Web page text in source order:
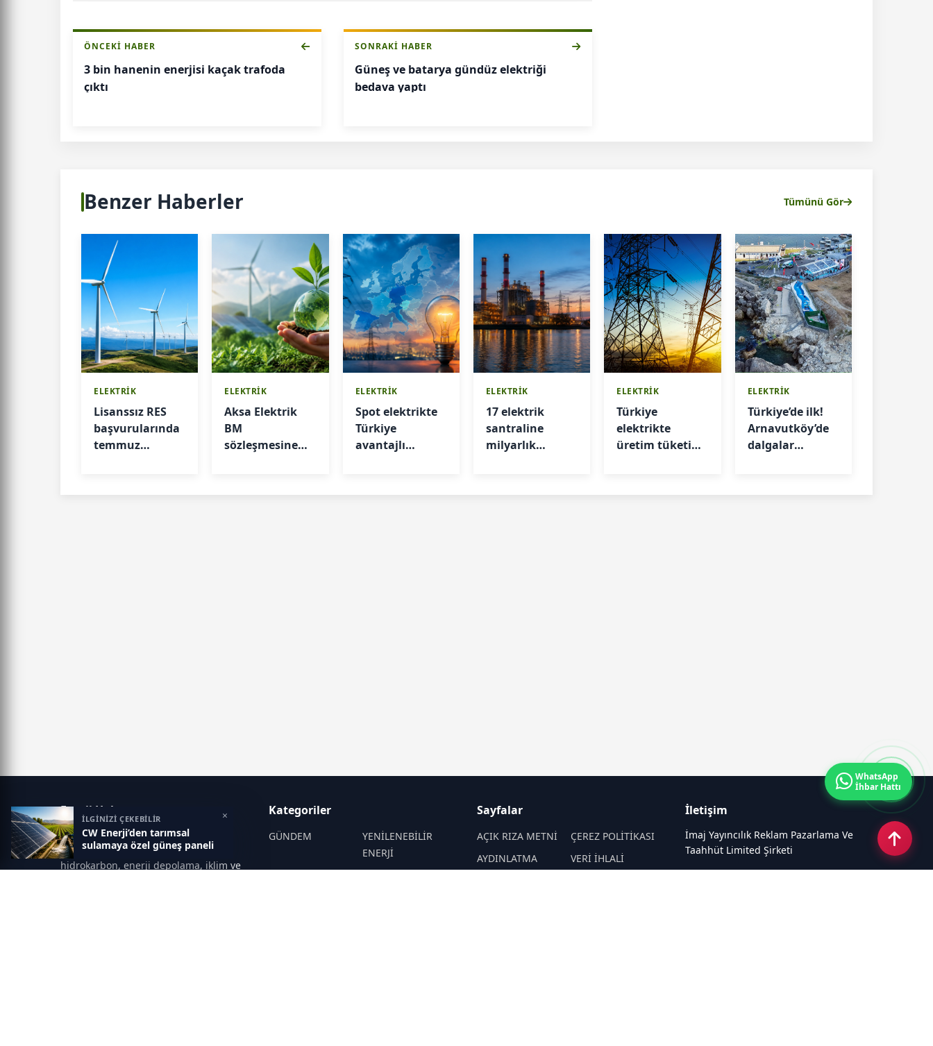
ÖNCEKI HABER
3 bin hanenin enerjisi kaçak trafoda
çıktı
SONRAKI HABER
Güneş ve batarya gündüz elektriği
bedava yaptı
Benzer Haberler Tümünü Gör
ELEKTRİK
Lisanssız RES
başvurularında
temmuz
ELEKTRİK
Aksa Elektrik
BM
sözleşmesine
ELEKTRİK
Spot elektrikte
Türkiye
avantajlı
ELEKTRİK
17 elektrik
santraline
milyarlık
ELEKTRİK
Türkiye
elektrikte
üretim tüketimi
ELEKTRİK
Türkiye’de ilk!
Arnavutköy’de
dalgalar
İLGİNİZİ ÇEKEBİLİR
CW Enerji’den tarımsal
sulamaya özel güneş paneli
×
Enerji Haber
Enerji Haber; enerji sektörü,
yenilenebilir kaynaklar, elektrik,
hidrokarbon, enerji depolama, iklim ve
Kategoriler
GÜNDEM
YENİLENEBİLİR
ENERJİ
Sayfalar
AÇIK RIZA METNİ
ÇEREZ POLİTİKASI
AYDINLATMA
VERİ İHLALİ
İletişim
İmaj Yayıncılık Reklam Pazarlama Ve
Taahhüt Limited Şirketi
WhatsApp
İhbar Hattı